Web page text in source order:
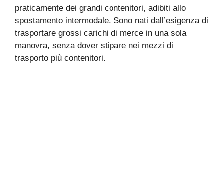
praticamente dei grandi contenitori, adibiti allo
spostamento intermodale. Sono nati dall’esigenza di
trasportare grossi carichi di merce in una sola
manovra, senza dover stipare nei mezzi di
trasporto più contenitori.